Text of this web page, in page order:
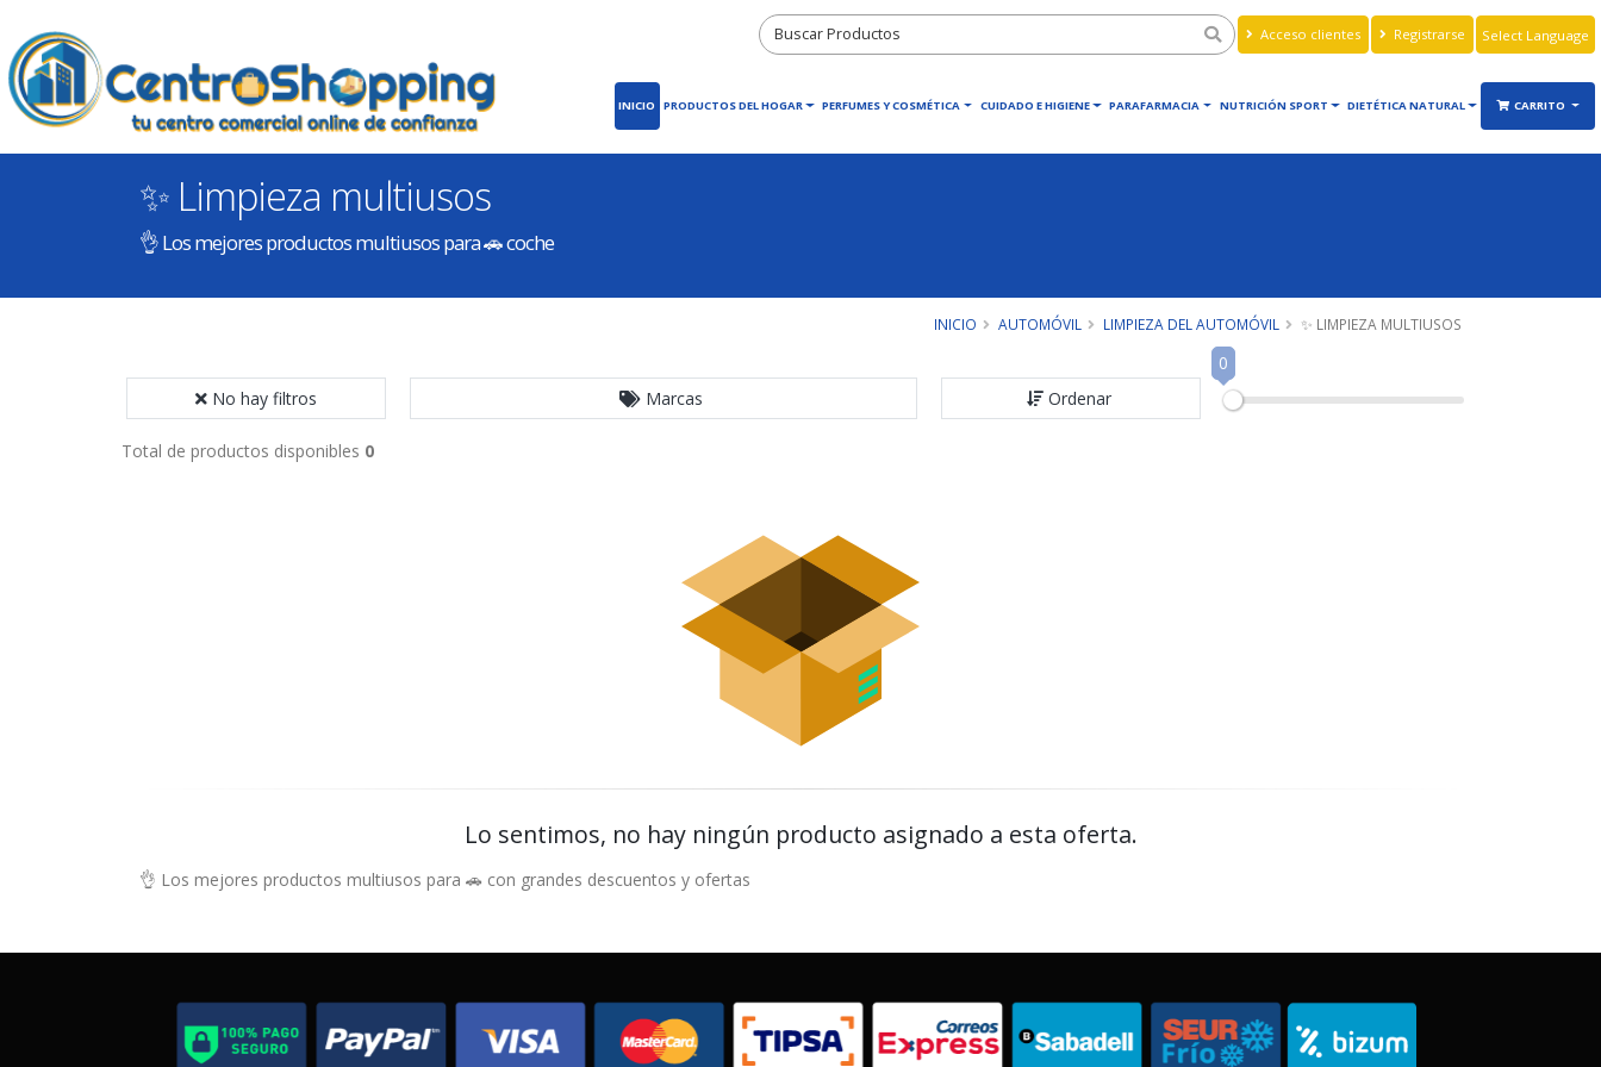
Acceso clientes Registrarse
Translate
INICIO PRODUCTOS DEL HOGAR PERFUMES Y COSMÉTICA CUIDADO E HIGIENE PARAFARMACIA NUTRICIÓN SPORT DIETÉTICA NATURAL CARRITO
✨ Limpieza multiusos
👌 Los mejores productos multiusos para 🚗 coche
INICIO AUTOMÓVIL LIMPIEZA DEL AUTOMÓVIL ✨ LIMPIEZA MULTIUSOS
No hay filtros Marcas Ordenar
0
Total de productos disponibles 0
Lo sentimos, no hay ningún producto asignado a esta oferta.
👌 Los mejores productos multiusos para 🚗 con grandes descuentos y ofertas